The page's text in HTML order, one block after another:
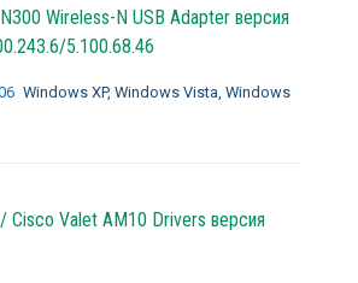
Wireless-N USB Adapter версия
5.100.68.46
Windows XP, Windows Vista, Windows
Cisco Valet AM10 Drivers версия